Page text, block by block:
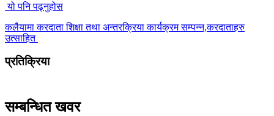
यो पनि पढ्नुहोस
कलैयामा करदाता शिक्षा तथा अन्तरक्रिया कार्यक्रम सम्पन्न,करदाताहरु
उत्साहित
प्रतिक्रिया
सम्बन्धित खवर